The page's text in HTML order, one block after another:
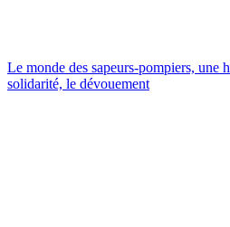
Le monde des sapeurs-pompiers, une
solidarité, le dévouement